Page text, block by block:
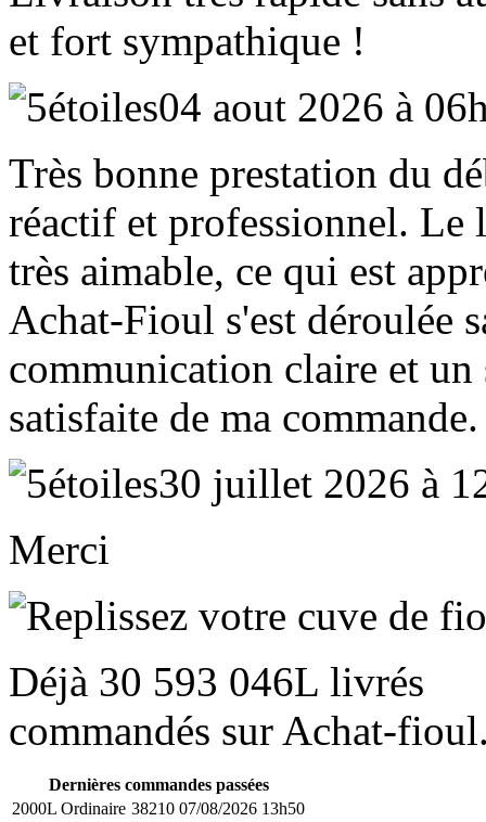
et fort sympathique !
04 aout 2026 à
Très bonne prestation du
réactif et professionnel.
très aimable, ce qui est
Achat‑Fioul s'est déroulée
communication claire et
satisfaite de ma commande.
30 juillet 2026 à
Merci
Déjà 30 593 046L livrés
commandés sur Achat-
Dernières commandes passées
2000L Ordinaire 38210 07/08/2026 13h50